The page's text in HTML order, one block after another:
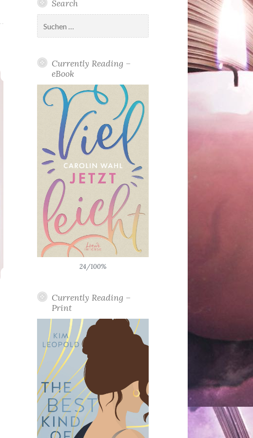
Search
nach:
Currently Reading –
eBook
24/100%
Currently Reading –
Print